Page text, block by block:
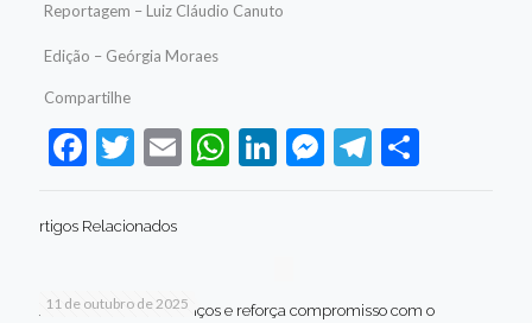
Reportagem – Luiz Cláudio Canuto
Edição – Geórgia Moraes
Compartilhe
Facebook
Twitter
EmailWhatsApp
LinkedIn
Messenger
Telegram
Share
rtigos Relacionados
11 de outubro de 2025
Jaboatão celebra avanços e reforça compromisso com o